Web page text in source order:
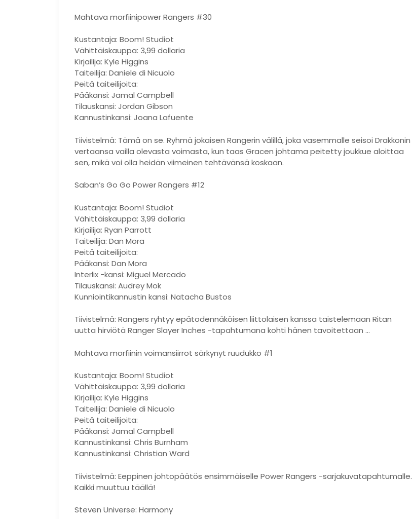
Mahtava morfiinipower Rangers #30
Kustantaja: Boom! Studiot
Vähittäiskauppa: 3,99 dollaria
Kirjailija: Kyle Higgins
Taiteilija: Daniele di Nicuolo
Peitä taiteilijoita:
Pääkansi: Jamal Campbell
Tilauskansi: Jordan Gibson
Kannustinkansi: Joana Lafuente
Tiivistelmä: Tämä on se. Ryhmä jokaisen Rangerin välillä, joka vasemmalle seisoi Drakkonin
vertaansa vailla olevasta voimasta, kun taas Gracen johtama peitetty joukkue aloittaa
sen, mikä voi olla heidän viimeinen tehtävänsä koskaan.
Saban’s Go Go Power Rangers #12
Kustantaja: Boom! Studiot
Vähittäiskauppa: 3,99 dollaria
Kirjailija: Ryan Parrott
Taiteilija: Dan Mora
Peitä taiteilijoita:
Pääkansi: Dan Mora
Interlix -kansi: Miguel Mercado
Tilauskansi: Audrey Mok
Kunniointikannustin kansi: Natacha Bustos
Tiivistelmä: Rangers ryhtyy epätodennäköisen liittolaisen kanssa taistelemaan Ritan
uutta hirviötä Ranger Slayer Inches -tapahtumana kohti hänen tavoitettaan …
Mahtava morfiinin voimansiirrot särkynyt ruudukko #1
Kustantaja: Boom! Studiot
Vähittäiskauppa: 3,99 dollaria
Kirjailija: Kyle Higgins
Taiteilija: Daniele di Nicuolo
Peitä taiteilijoita:
Pääkansi: Jamal Campbell
Kannustinkansi: Chris Burnham
Kannustinkansi: Christian Ward
Tiivistelmä: Eeppinen johtopäätös ensimmäiselle Power Rangers -sarjakuvatapahtumalle.
Kaikki muuttuu täällä!
Steven Universe: Harmony